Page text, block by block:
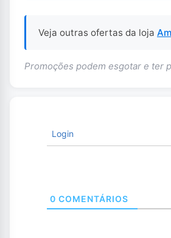
Veja outras ofertas da loja
Promoções podem esgotar e ter
Login
0 COMENTÁRIOS